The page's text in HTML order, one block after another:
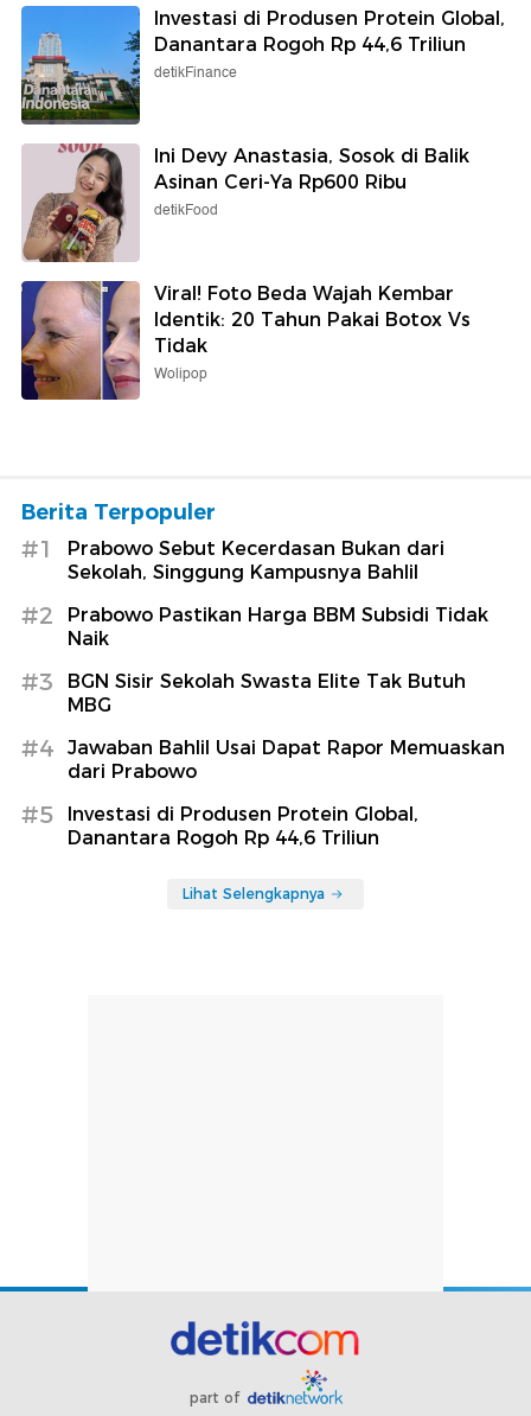
Investasi di Produsen Protein Global,
Danantara Rogoh Rp 44,6 Triliun
detikFinance
Ini Devy Anastasia, Sosok di Balik
Asinan Ceri-Ya Rp600 Ribu
detikFood
Viral! Foto Beda Wajah Kembar
Identik: 20 Tahun Pakai Botox Vs
Tidak
Wolipop
Berita Terpopuler
#1
Prabowo Sebut Kecerdasan Bukan dari
Sekolah, Singgung Kampusnya Bahlil
#2
Prabowo Pastikan Harga BBM Subsidi Tidak
Naik
#3
BGN Sisir Sekolah Swasta Elite Tak Butuh
MBG
#4
Jawaban Bahlil Usai Dapat Rapor Memuaskan
dari Prabowo
#5
Investasi di Produsen Protein Global,
Danantara Rogoh Rp 44,6 Triliun
Lihat Selengkapnya
part of